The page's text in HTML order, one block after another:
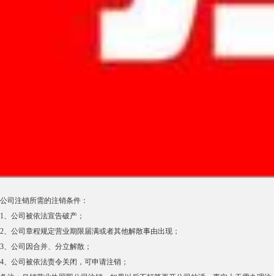
公司注销所需的注销条件：
1、公司被依法宣告破产；
2、公司章程规定营业期限届满或者其他解散事由出现；
3、公司因合并、分立解散；
4、公司被依法责令关闭，可申请注销；